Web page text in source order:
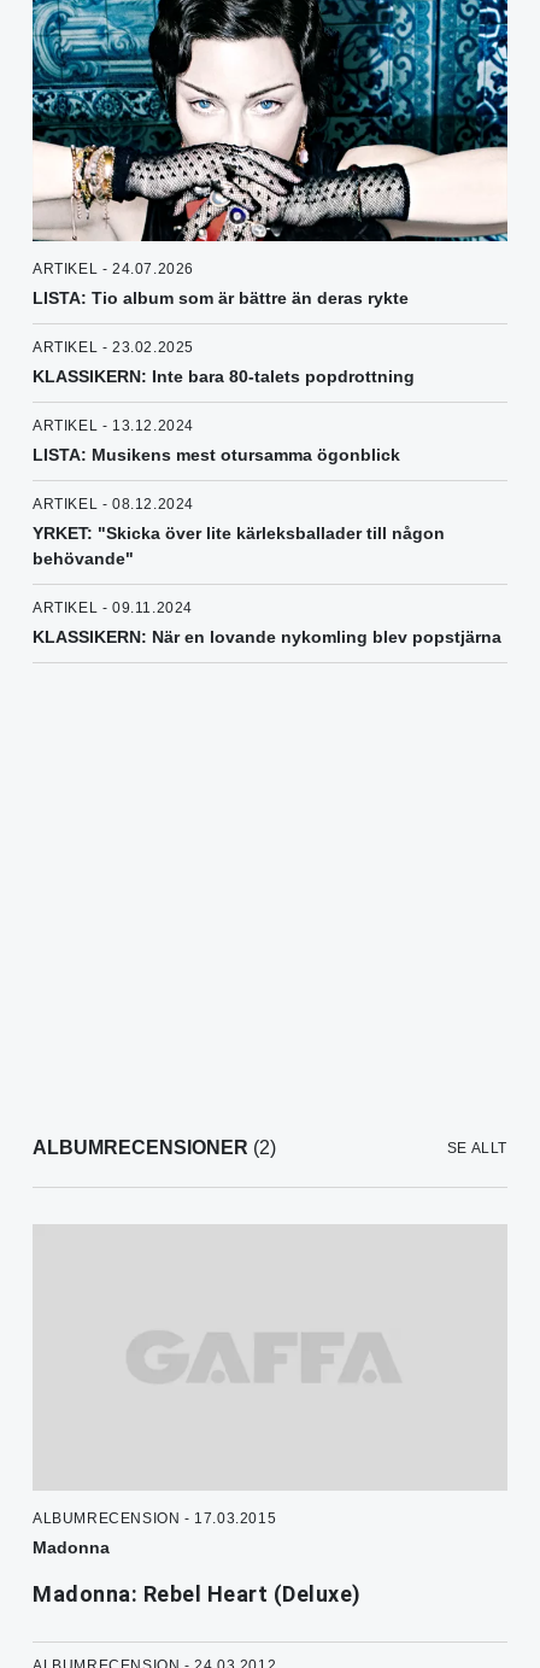
ARTIKEL - 24.07.2026
LISTA: Tio album som är bättre än deras rykte
ARTIKEL - 23.02.2025
KLASSIKERN: Inte bara 80-talets popdrottning
ARTIKEL - 13.12.2024
LISTA: Musikens mest otursamma ögonblick
ARTIKEL - 08.12.2024
YRKET: "Skicka över lite kärleksballader till någon
behövande"
ARTIKEL - 09.11.2024
KLASSIKERN: När en lovande nykomling blev popstjärna
ALBUMRECENSIONER (2) SE ALLT
ALBUMRECENSION - 17.03.2015
Madonna
Madonna: Rebel Heart (Deluxe)